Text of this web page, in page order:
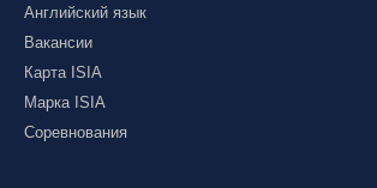
Английский язык
Вакансии
Карта ISIA
Марка ISIA
Соревнования